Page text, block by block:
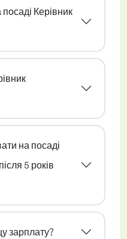
Керівник
на посаді
5 років
зарплату?